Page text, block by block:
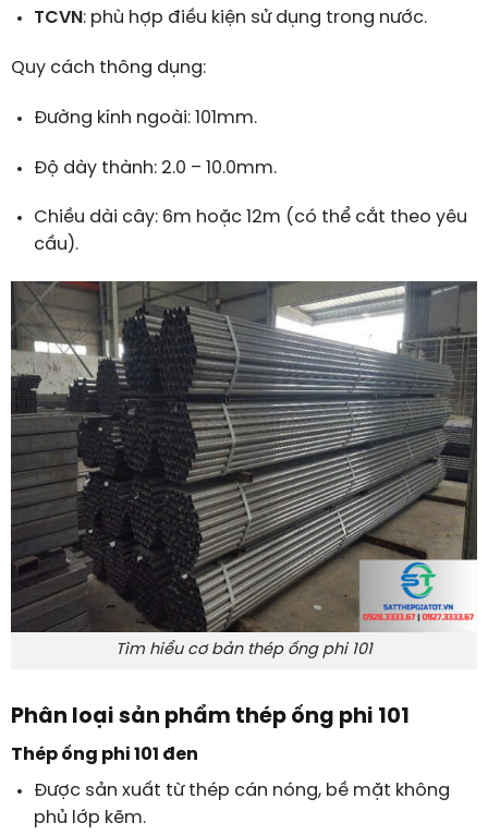
TCVN : phù hợp điều kiện sử dụng trong nước.
Quy cách thông dụng:
Đường kính ngoài: 101mm.
Độ dày thành: 2.0 – 10.0mm.
Chiều dài cây: 6m hoặc 12m (có thể cắt theo yêu
cầu).
Tìm hiểu cơ bản thép ống phi 101
Phân loại sản phẩm thép ống phi 101
Thép ống phi 101 đen
Được sản xuất từ thép cán nóng, bề mặt không
phủ lớp kẽm.